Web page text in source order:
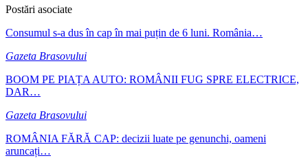
Postări asociate
Consumul s-a dus în cap în mai puțin de 6 luni. România…
Gazeta Brasovului
BOOM PE PIAȚA AUTO: ROMÂNII FUG SPRE ELECTRICE,
DAR…
Gazeta Brasovului
ROMÂNIA FĂRĂ CAP: decizii luate pe genunchi, oameni
aruncați…